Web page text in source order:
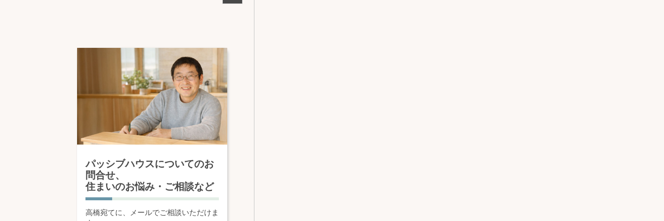
パッシブハウスについてのお
問合せ、
住まいのお悩み・ご相談など
高橋宛てに、メールでご相談いただけま